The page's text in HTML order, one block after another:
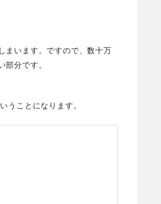
まいます。ですので、数十万
部分です。
うことになります。